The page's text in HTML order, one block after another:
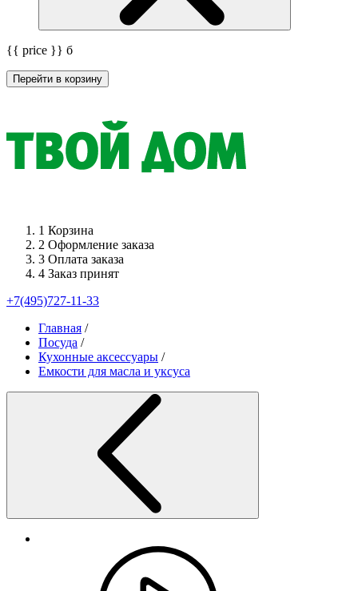
{{ price }} б
Перейти в корзину
1 Корзина
2 Оформление заказа
3 Оплата заказа
4 Заказ принят
+7(495)727-11-33
Главная /
Посуда /
Кухонные аксессуары /
Емкости для масла и уксуса